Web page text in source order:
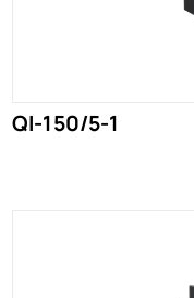
QI-150/5-1